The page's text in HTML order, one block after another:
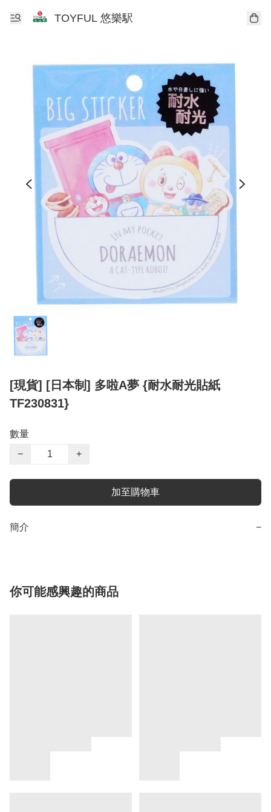
TOYFUL 悠樂駅
[現貨] [日本制] 多啦A夢 {耐水耐光貼紙
TF230831}
數量
−
+
加至購物車
簡介 −
你可能感興趣的商品